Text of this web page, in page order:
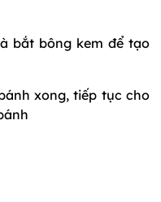
bắt bông kem để tạo
xong, tiếp tục cho